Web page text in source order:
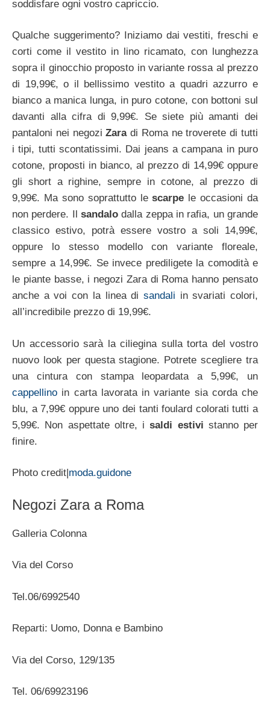
soddisfare ogni vostro capriccio.
Qualche suggerimento? Iniziamo dai vestiti, freschi e
corti come il vestito in lino ricamato, con lunghezza
sopra il ginocchio proposto in variante rossa al prezzo
di 19,99€, o il bellissimo vestito a quadri azzurro e
bianco a manica lunga, in puro cotone, con bottoni sul
davanti alla cifra di 9,99€. Se siete più amanti dei
pantaloni nei negoziZaradi Roma ne troverete di tutti
i tipi, tutti scontatissimi. Dai jeans a campana in puro
cotone, proposti in bianco, al prezzo di 14,99€ oppure
gli short a righine, sempre in cotone, al prezzo di
9,99€. Ma sono soprattutto lescarpe le occasioni da
non perdere. Il sandalo dalla zeppa in rafia, un grande
classico estivo, potrà essere vostro a soli 14,99€,
oppure lo stesso modello con variante floreale,
sempre a 14,99€. Se invece prediligete la comodità e
le piante basse, i negozi Zara di Roma hanno pensato
anche a voi con la linea di sandali in svariati colori,
all’incredibile prezzo di 19,99€.
Un accessorio sarà la ciliegina sulla torta del vostro
nuovo look per questa stagione. Potrete scegliere tra
una cintura con stampa leopardata a 5,99€, un
cappellino in carta lavorata in variante sia corda che
blu, a 7,99€ oppure uno dei tanti foulard colorati tutti a
5,99€. Non aspettate oltre, isaldi estivi stanno per
finire.
Photo credit| moda.guidone
Negozi Zara a Roma
Galleria Colonna
Via del Corso
Tel.06/6992540
Reparti: Uomo, Donna e Bambino
Via del Corso, 129/135
Tel. 06/69923196